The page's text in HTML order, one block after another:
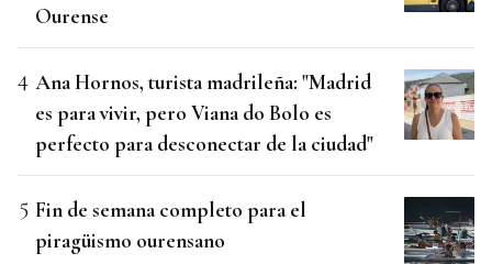
Ourense
Ana Hornos, turista madrileña: "Madrid
es para vivir, pero Viana do Bolo es
perfecto para desconectar de la ciudad"
Fin de semana completo para el
piragüismo ourensano